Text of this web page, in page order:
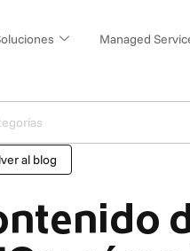
Managed
al blog